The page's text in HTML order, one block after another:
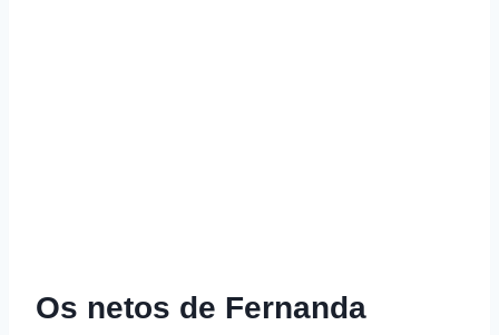
Os netos de Fernanda